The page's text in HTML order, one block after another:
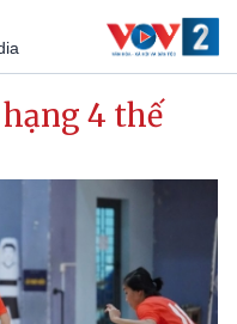
hạng 4 thế